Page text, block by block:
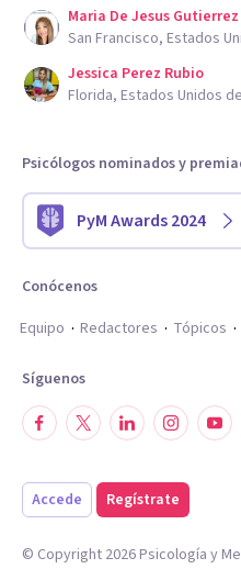
Maria De Jesus
San Francisco, Estados
Jessica Perez Rubio
Florida, Estados Unidos
Psicólogos nominados y
PyM Awards 2024
Conócenos
Equipo
Redactores Tópicos
Síguenos
Accede Regístrate
© Copyright 2026Psicología y